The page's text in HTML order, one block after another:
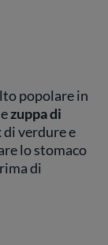
popolare in
zuppa di
verdure e
lo stomaco
di